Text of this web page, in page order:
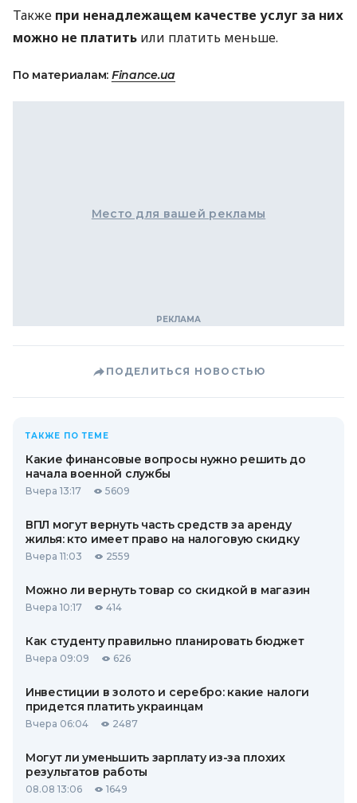
Также при ненадлежащем качестве услуг за них
можно не платить или платить меньше.
По материалам: Finance.ua
Место для вашей рекламы
ПОДЕЛИТЬСЯ НОВОСТЬЮ
ТАКЖЕ ПО ТЕМЕ
Какие финансовые вопросы нужно решить до
начала военной службы
Вчера 13:17 5609
ВПЛ могут вернуть часть средств за аренду
жилья: кто имеет право на налоговую скидку
Вчера 11:03 2559
Можно ли вернуть товар со скидкой в ​​магазин
Вчера 10:17 414
Как студенту правильно планировать бюджет
Вчера 09:09 626
Инвестиции в золото и серебро: какие налоги
придется платить украинцам
Вчера 06:04 2487
Могут ли уменьшить зарплату из-за плохих
результатов работы
08.08 13:06 1649